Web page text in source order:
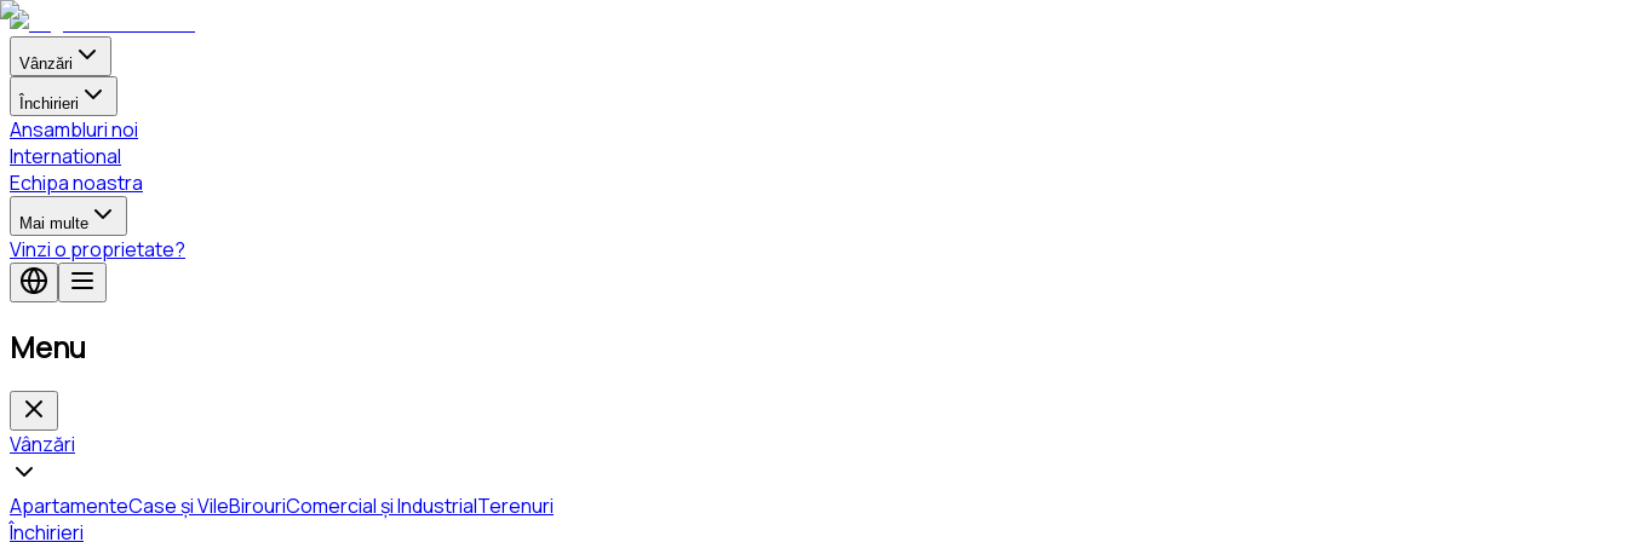
Vânzări
Închirieri
Ansambluri noi
International
Echipa noastra
Mai multe
Vinzi o proprietate?
Menu
Vânzări
ApartamenteCase și VileBirouriComercial și IndustrialTerenuri
Închirieri